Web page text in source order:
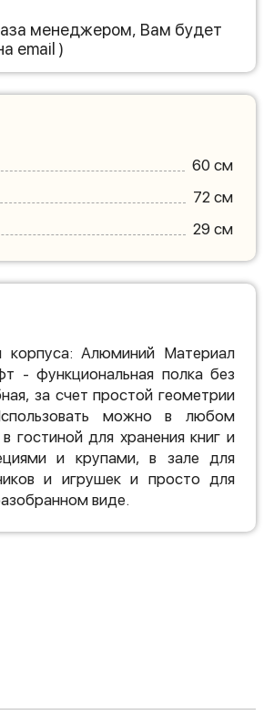
менеджером, Вам будет
email )
60 см
72 см
29 см
Алюминий Материал
функциональная полка без
за счет простой геометрии
можно в любом
гостиной для хранения книг и
и крупами, в зале для
и игрушек и просто для
виде.